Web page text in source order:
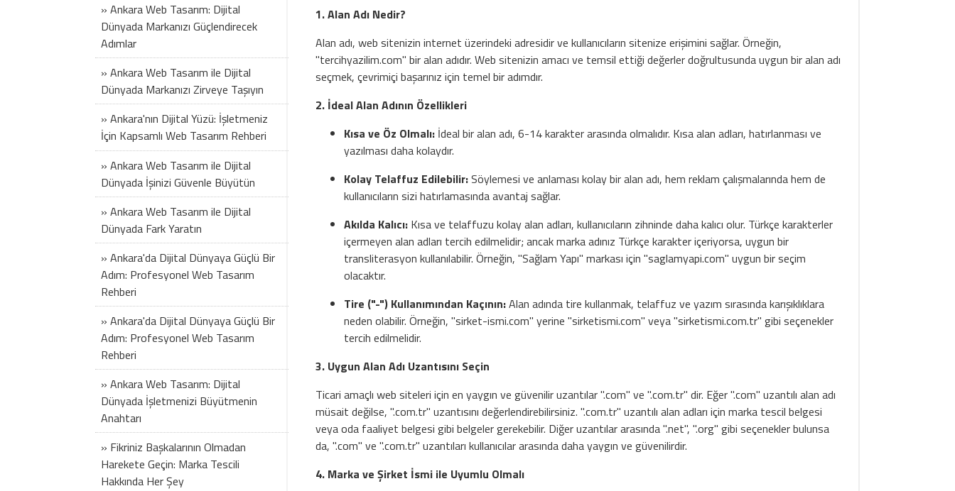
1. Alan Adı Nedir?
Alan adı, web sitenizin internet üzerindeki adresidir ve kullanıcıların sitenize erişimini sağlar. Örneğin,
"tercihyazilim.com" bir alan adıdır. Web sitenizin amacı ve temsil ettiği değerler doğrultusunda uygun bir alan adı
seçmek, çevrimiçi başarınız için temel bir adımdır.
2. İdeal Alan Adının Özellikleri
Kısa ve Öz Olmalı: İdeal bir alan adı, 6-14 karakter arasında olmalıdır. Kısa alan adları, hatırlanması ve
yazılması daha kolaydır.
Kolay Telaffuz Edilebilir:Söylemesi ve anlaması kolay bir alan adı, hem reklam çalışmalarında hem de
kullanıcıların sizi hatırlamasında avantaj sağlar.
Akılda Kalıcı: Kısa ve telaffuzu kolay alan adları, kullanıcıların zihninde daha kalıcı olur. Türkçe karakterler
içermeyen alan adları tercih edilmelidir; ancak marka adınız Türkçe karakter içeriyorsa, uygun bir
transliterasyon kullanılabilir. Örneğin, "Sağlam Yapı" markası için "saglamyapi.com" uygun bir seçim
olacaktır.
Tire ("-") Kullanımından Kaçının:Alan adında tire kullanmak, telaffuz ve yazım sırasında karışıklıklara
neden olabilir. Örneğin, "sirket-ismi.com" yerine "sirketismi.com" veya "sirketismi.com.tr" gibi seçenekler
tercih edilmelidir.
3. Uygun Alan Adı Uzantısını Seçin
Ticari amaçlı web siteleri için en yaygın ve güvenilir uzantılar ".com" ve ".com.tr" dir. Eğer ".com" uzantılı alan adı
müsait değilse, ".com.tr" uzantısını değerlendirebilirsiniz. ".com.tr" uzantılı alan adları için marka tescil belgesi
veya oda faaliyet belgesi gibi belgeler gerekebilir. Diğer uzantılar arasında ".net", ".org" gibi seçenekler bulunsa
da, ".com" ve ".com.tr" uzantıları kullanıcılar arasında daha yaygın ve güvenilirdir.
4. Marka ve Şirket İsmi ile Uyumlu Olmalı
» Ankara Web Tasarım: Dijital
Dünyada Markanızı Güçlendirecek
Adımlar
» Ankara Web Tasarım ile Dijital
Dünyada Markanızı Zirveye Taşıyın
» Ankara'nın Dijital Yüzü: İşletmeniz
İçin Kapsamlı Web Tasarım Rehberi
» Ankara Web Tasarım ile Dijital
Dünyada İşinizi Güvenle Büyütün
» Ankara Web Tasarım ile Dijital
Dünyada Fark Yaratın
» Ankara'da Dijital Dünyaya Güçlü Bir
Adım: Profesyonel Web Tasarım
Rehberi
» Ankara'da Dijital Dünyaya Güçlü Bir
Adım: Profesyonel Web Tasarım
Rehberi
» Ankara Web Tasarım: Dijital
Dünyada İşletmenizi Büyütmenin
Anahtarı
» Fikriniz Başkalarının Olmadan
Harekete Geçin: Marka Tescili
Hakkında Her Şey